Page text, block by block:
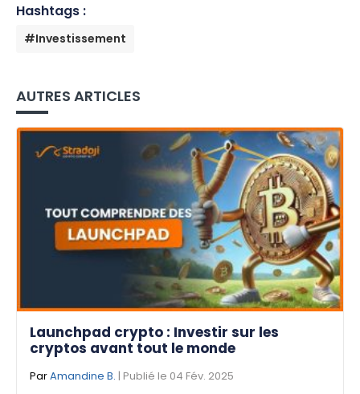
Hashtags :
#Investissement
AUTRES ARTICLES
Launchpad crypto : Investir sur les
cryptos avant tout le monde
ParAmandine B. | Publié le 04 Fév. 2025